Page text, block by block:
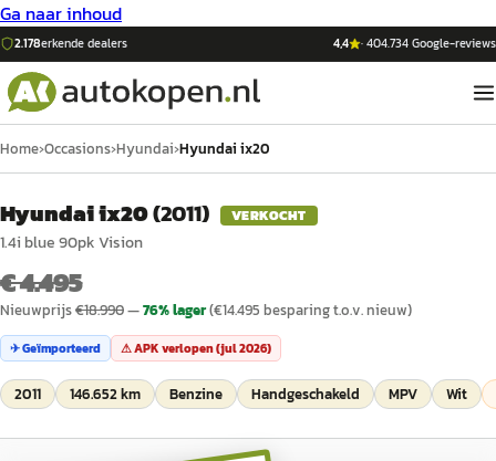
Ga naar inhoud
2.178erkende dealers 4,4 ·404.734Google-reviews
Home›Occasions›Hyundai›Hyundai ix20
Hyundai ix20(2011) VERKOCHT
1.4i blue 90pk Vision
€ 4.495
Nieuwprijs€18.990—76% lager(€14.495 besparing t.o.v. nieuw)
✈ Geïmporteerd ⚠ APK verlopen (jul 2026)
2011 146.652 km Benzine Handgeschakeld MPV Wit